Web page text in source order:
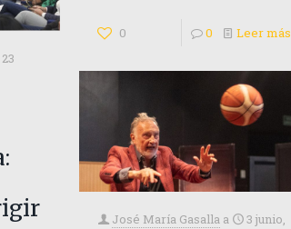
0 0 Leer más
23
José María Gasalla a
3 junio,